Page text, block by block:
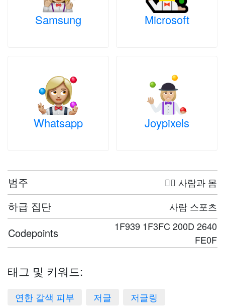
Samsung Microsoft
Whatsapp Joypixels
범주 🤦‍♀️ 사람과 몸
하급 집단 사람 스포츠
Codepoints
1F939 1F3FC 200D 2640
FE0F
태그 및 키워드:
연한 갈색 피부 저글
저글링